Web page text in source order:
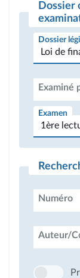
Dossier
Dossier
Examiné
Examen
Numéro
Auteur/